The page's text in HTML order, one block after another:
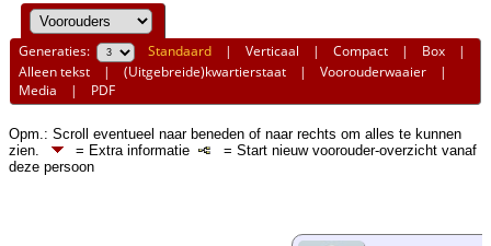
Generaties: Standaard |Verticaal |Compact | Box |
Alleen tekst |(Uitgebreide)kwartierstaat |Voorouderwaaier |
Media | PDF
Opm.: Scroll eventueel naar beneden of naar rechts om alles te kunnen
zien.
= Extra informatie
= Start nieuw voorouder-overzicht vanaf
deze persoon